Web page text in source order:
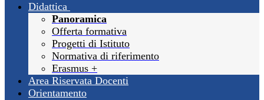
Didattica
Panoramica
Offerta formativa
Progetti di Istituto
Normativa di riferimento
Erasmus +
Area Riservata Docenti
Orientamento